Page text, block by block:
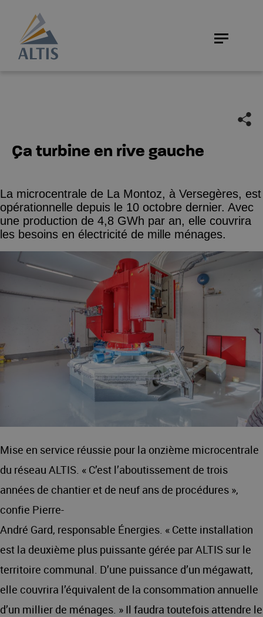
Ça turbine en rive gauche
La microcentrale de La Montoz, à Versegères, est
opérationnelle depuis le 10 octobre dernier. Avec
une production de 4,8 GWh par an, elle couvrira
les besoins en électricité de mille ménages.
Mise en service réussie pour la onzième microcentrale
du réseau ALTIS. « C’est l’aboutissement de trois
années de chantier et de neuf ans de procédures »,
confie Pierre-
André Gard, responsable Énergies. « Cette installation
est la deuxième plus puissante gérée par ALTIS sur le
territoire communal. D’une puissance d’un mégawatt,
elle couvrira l’équivalent de la consommation annuelle
d’un millier de ménages. » Il faudra toutefois attendre le